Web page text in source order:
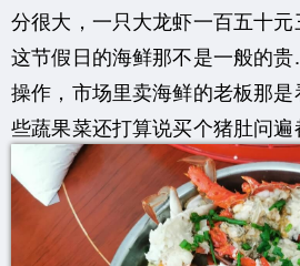
分很大，一只大龙虾一百五十元
这节假日的海鲜那不是一般的
操作，市场里卖海鲜的老板那
些蔬果菜还打算说买个猪肚问